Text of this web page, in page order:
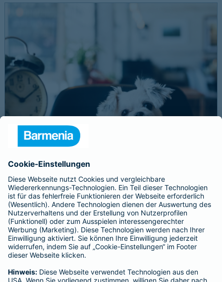
Schnelle Notfallversorgung bei Ernstfällen
gewährleisten
Der Dackel Balu macht für Leckerlies alles. Beim Gassigehen
frisst er leider eine mit Rasierklingen gespickte Wurst. Die
Notfalls nimmt der Tierarzt den 4-fachen GOT-Satz und Balus